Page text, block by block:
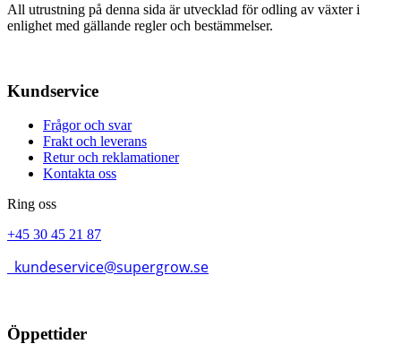
All utrustning på denna sida är utvecklad för odling av växter i
enlighet med gällande regler och bestämmelser.
Kundservice
Frågor och svar
Frakt och leverans
Retur och reklamationer
Kontakta oss
Ring oss
+45 30 45 21 87
kundeservice@supergrow.se
Öppettider